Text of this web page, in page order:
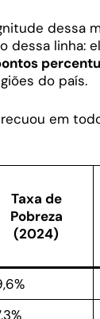
dessa
dessa linha:
do país.
recuou em
Taxa de
Pobreza
(2024)